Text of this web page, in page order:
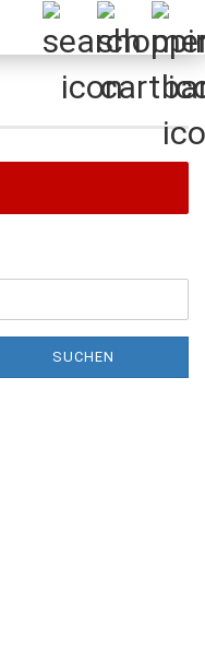
SUCHEN